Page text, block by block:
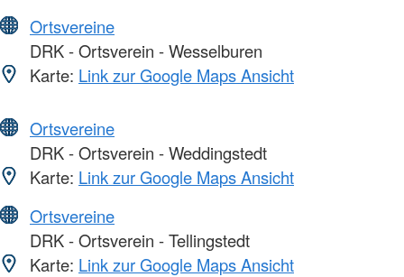
Ortsvereine
DRK - Ortsverein - Wesselburen
Karte: Link zur Google Maps Ansicht
Ortsvereine
DRK - Ortsverein - Weddingstedt
Karte: Link zur Google Maps Ansicht
Ortsvereine
DRK - Ortsverein - Tellingstedt
Karte: Link zur Google Maps Ansicht